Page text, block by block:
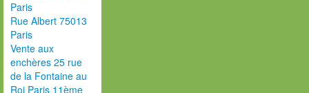
Paris
Rue Albert 75013
Paris
Vente aux
enchères 25 rue
de la Fontaine au
Roi Paris 11ème